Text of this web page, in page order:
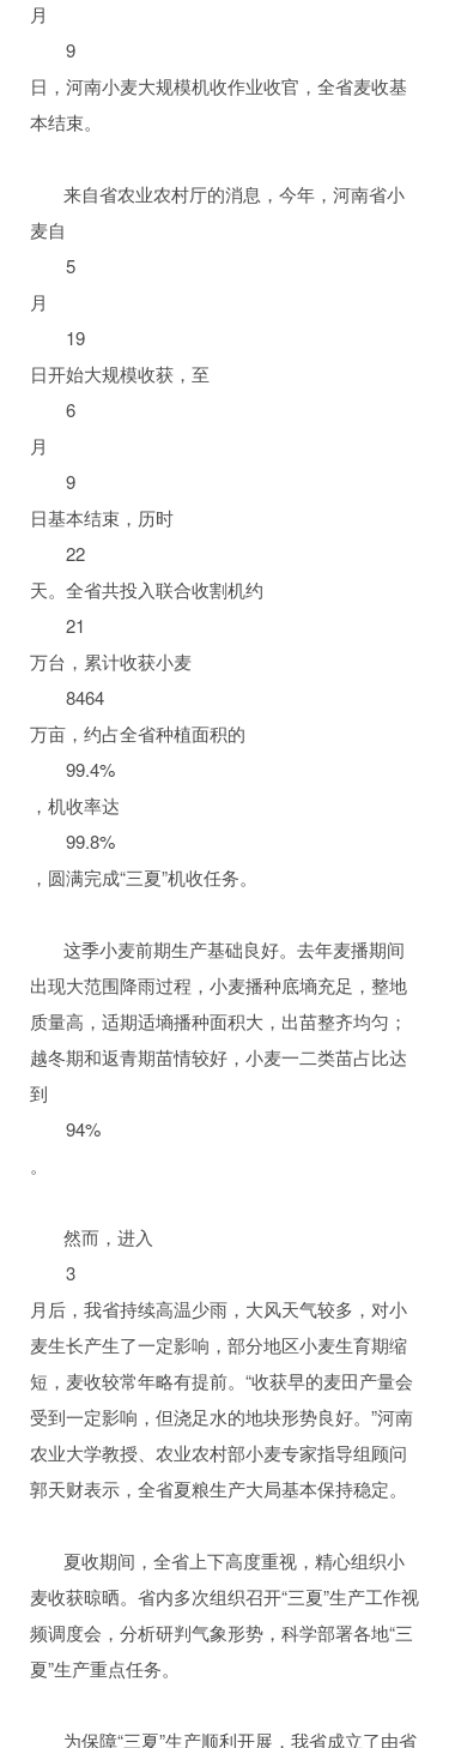
月
9
日，河南小麦大规模机收作业收官，全省麦收基
本结束。
来自省农业农村厅的消息，今年，河南省小
麦自
5
月
19
日开始大规模收获，至
6
月
9
日基本结束，历时
22
天。全省共投入联合收割机约
21
万台，累计收获小麦
8464
万亩，约占全省种植面积的
99.4%
，机收率达
99.8%
，圆满完成“三夏”机收任务。
这季小麦前期生产基础良好。去年麦播期间
出现大范围降雨过程，小麦播种底墒充足，整地
质量高，适期适墒播种面积大，出苗整齐均匀；
越冬期和返青期苗情较好，小麦一二类苗占比达
到
94%
。
然而，进入
3
月后，我省持续高温少雨，大风天气较多，对小
麦生长产生了一定影响，部分地区小麦生育期缩
短，麦收较常年略有提前。“收获早的麦田产量会
受到一定影响，但浇足水的地块形势良好。”河南
农业大学教授、农业农村部小麦专家指导组顾问
郭天财表示，全省夏粮生产大局基本保持稳定。
夏收期间，全省上下高度重视，精心组织小
麦收获晾晒。省内多次组织召开“三夏”生产工作视
频调度会，分析研判气象形势，科学部署各地“三
夏”生产重点任务。
为保障“三夏”生产顺利开展，我省成立了由省